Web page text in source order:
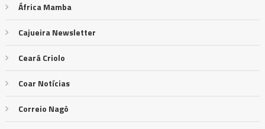
África Mamba
Cajueira Newsletter
Ceará Criolo
Coar Notícias
Correio Nagô